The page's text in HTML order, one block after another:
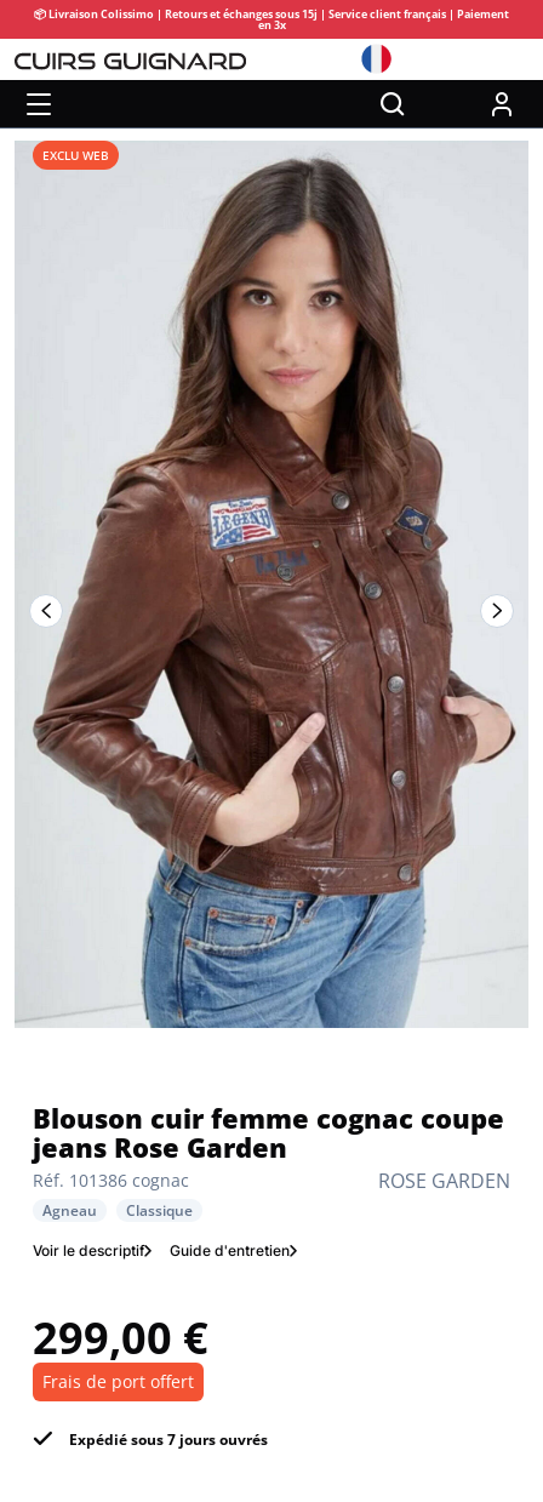
📦 Livraison Colissimo | Retours et échanges sous 15j | Service client français | Paiement
en 3x
ROSE GARDEN
Réf. 101386 cognac
Blouson cuir femme cognac coupe
jeans Rose Garden
Agneau Classique
Voir le descriptif Guide d'entretien
299,00 €
Frais de port offert
Expédié sous 7 jours ouvrés
EXCLU WEB